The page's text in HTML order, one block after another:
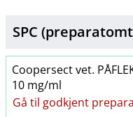
SPC
Coopersect vet.
10 mg/ml
Gå til godkjent